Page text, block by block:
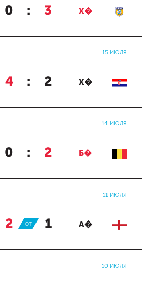
0 : 3 Х�
15 ИЮЛЯ
4 : 2 Х�
14 ИЮЛЯ
0 : 2 Б�
11 ИЮЛЯ
2 : 1 А�
ОТ
10 ИЮЛЯ